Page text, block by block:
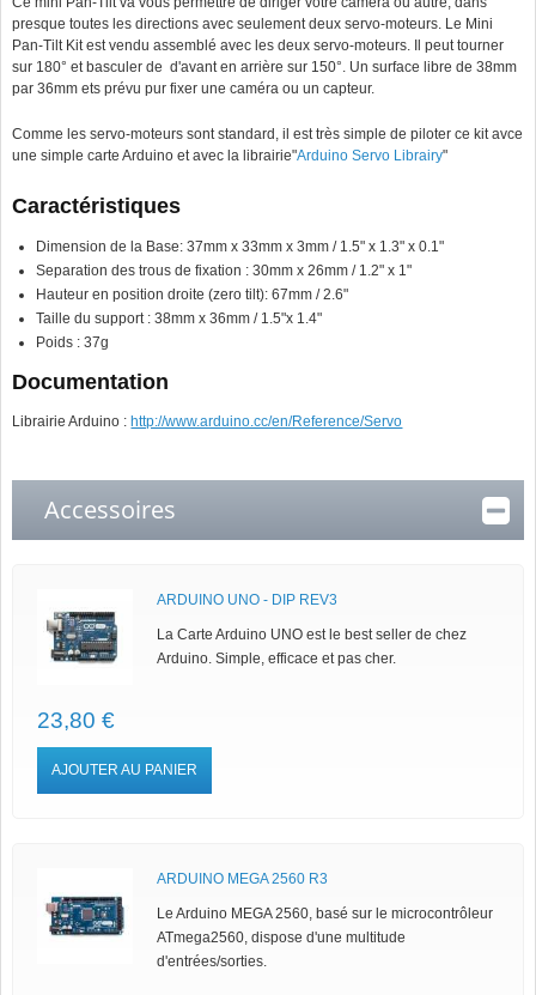
presque toutes les directions avec seulement deux servo-moteurs. Le Mini
Pan-Tilt Kit est vendu assemblé avec les deux servo-moteurs. Il peut tourner
sur 180° et basculer de d'avant en arrière sur 150°. Un surface libre de 38mm
par 36mm ets prévu pur fixer une caméra ou un capteur.
Comme les servo-moteurs sont standard, il est très simple de piloter ce kit avce
une simple carte Arduino et avec la librairie"Arduino Servo Librairy"
Caractéristiques
Dimension de la Base: 37mm x 33mm x 3mm / 1.5" x 1.3" x 0.1"
Separation des trous de fixation : 30mm x 26mm / 1.2" x 1"
Hauteur en position droite (zero tilt): 67mm / 2.6"
Taille du support : 38mm x 36mm / 1.5"x 1.4"
Poids : 37g
Documentation
Librairie Arduino : http://www.arduino.cc/en/Reference/Servo
Accessoires
ARDUINO UNO - DIP REV3
La Carte Arduino UNO est le best seller de chez
Arduino. Simple, efficace et pas cher.
23,80 €
AJOUTER AU PANIER
ARDUINO MEGA 2560 R3
Le Arduino MEGA 2560, basé sur le microcontrôleur
ATmega2560, dispose d'une multitude
d'entrées/sorties.